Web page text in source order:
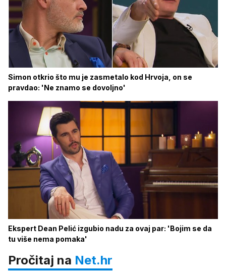
Simon otkrio što mu je zasmetalo kod Hrvoja, on se
pravdao: 'Ne znamo se dovoljno'
Ekspert Dean Pelić izgubio nadu za ovaj par: 'Bojim se da
tu više nema pomaka'
Pročitaj na Net.hr